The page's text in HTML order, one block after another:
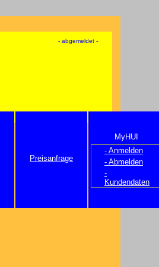
- abgemeldet -
Preisanfrage
MyHUI
- Anmelden
- Abmelden
-
Kundendaten